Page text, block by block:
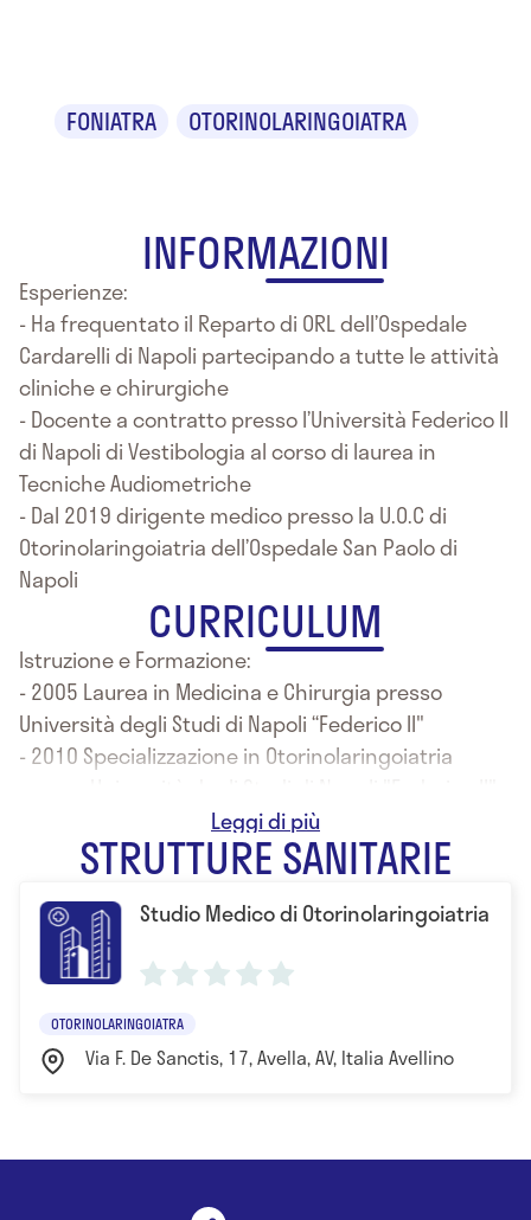
FONIATRA OTORINOLARINGOIATRA
INFORMAZIONI
Esperienze:
- Ha frequentato il Reparto di ORL dell’Ospedale
Cardarelli di Napoli partecipando a tutte le attività
cliniche e chirurgiche
- Docente a contratto presso l’Università Federico II
di Napoli di Vestibologia al corso di laurea in
Tecniche Audiometriche
- Dal 2019 dirigente medico presso la U.O.C di
Otorinolaringoiatria dell’Ospedale San Paolo di
Napoli
CURRICULUM
Istruzione e Formazione:
- 2005 Laurea in Medicina e Chirurgia presso
Università degli Studi di Napoli “Federico II"
- 2010 Specializzazione in Otorinolaringoiatria
- 2016 Specializzazioni in Audiologia e Foniatria
presso Università degli Studi di Napoli "Federico II"
STRUTTURE SANITARIE
Studio Medico di Otorinolaringoiatria
OTORINOLARINGOIATRA
Via F. De Sanctis, 17, Avella, AV, Italia Avellino